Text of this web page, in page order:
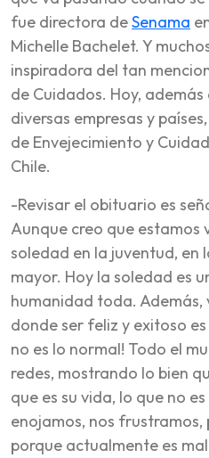
fue directora deSenama
Michelle Bachelet. Y
inspiradora del tan
de Cuidados. Hoy,
diversas empresas y
de Envejecimiento y
Chile.
-Revisar el obituario es
Aunque creo que estamos
soledad en la juventud, en
mayor. Hoy la soledad es
humanidad toda. Además,
donde ser feliz y exitoso
no es lo normal! Todo el
redes, mostrando lo bien
que es su vida, lo que no
enojamos, nos
porque actualmente es